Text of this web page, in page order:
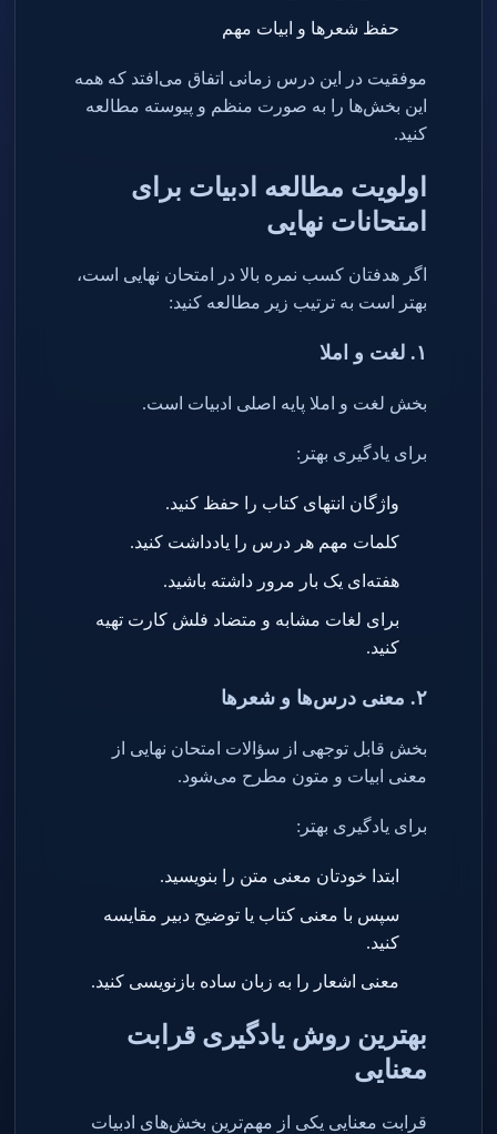
حفظ شعرها و ابیات مهم
موفقیت در این درس زمانی اتفاق می‌افتد که همه
این بخش‌ها را به صورت منظم و پیوسته مطالعه
کنید.
اولویت مطالعه ادبیات برای
امتحانات نهایی
اگر هدفتان کسب نمره بالا در امتحان نهایی است،
بهتر است به ترتیب زیر مطالعه کنید:
۱.لغت و املا
بخش لغت و املا پایه اصلی ادبیات است.
برای یادگیری بهتر :
واژگان انتهای کتاب را حفظ کنید.
کلمات مهم هر درس را یادداشت کنید.
هفته‌ای یک بار مرور داشته باشید.
برای لغات مشابه و متضاد فلش کارت تهیه
کنید.
۲. معنی درس‌ها و شعرها
بخش قابل توجهی از سؤالات امتحان نهایی از
معنی ابیات و متون مطرح می‌شود.
برای یادگیری بهتر :
ابتدا خودتان معنی متن را بنویسید.
سپس با معنی کتاب یا توضیح دبیر مقایسه
کنید.
معنی اشعار را به زبان ساده بازنویسی کنید.
بهترین روش یادگیری قرابت
معنایی
قرابت معنایی یکی از مهم‌ترین بخش‌های ادبیات